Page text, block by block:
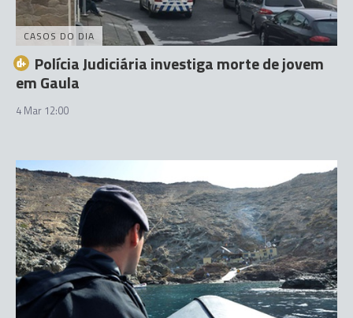
CASOS DO DIA
Polícia Judiciária investiga morte de jovem
em Gaula
4 Mar 12:00